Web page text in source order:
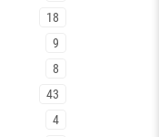
18
9
8
43
4